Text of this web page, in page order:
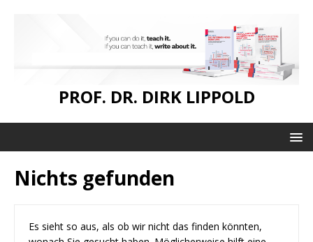
PROF. DR. DIRK LIPPOLD
Nichts gefunden
Es sieht so aus, als ob wir nicht das finden könnten,